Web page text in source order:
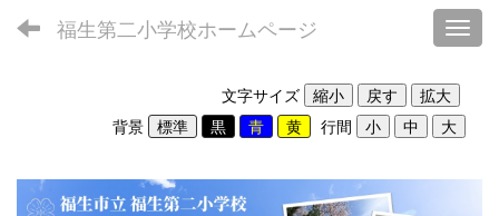
福生第二小学校ホームページ
文字サイズ
背景
行間